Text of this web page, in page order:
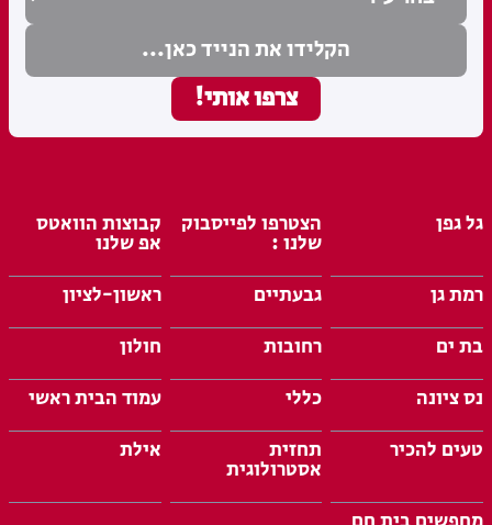
גל גפן הצטרפו לפייסבוק
שלנו :
קבוצות הוואטס
אפ שלנו
רמת גן
גבעתיים
ראשון-לציון
בת ים
רחובות
חולון
נס ציונה
כללי
עמוד הבית ראשי
טעים להכיר
תחזית
אסטרולוגית
אילת